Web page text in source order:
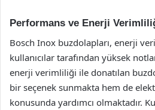
Performans ve Enerji
Bosch Inox buzdolapları, enerji
kullanıcılar tarafından yüksek
enerji verimliliği ile donatılan
bir seçenek sunmakta hem de
konusunda yardımcı olmaktadır.